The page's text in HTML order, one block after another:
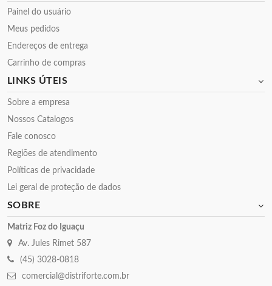
Painel do usuário
Meus pedidos
Endereços de entrega
Carrinho de compras
LINKS ÚTEIS
Sobre a empresa
Nossos Catalogos
Fale conosco
Regiões de atendimento
Políticas de privacidade
Lei geral de proteção de dados
SOBRE
Matriz Foz do Iguaçu
Av. Jules Rimet 587
(45) 3028-0818
comercial@distriforte.com.br